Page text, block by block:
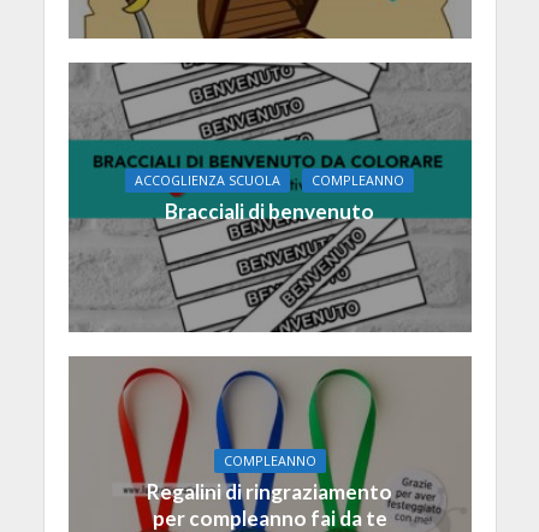
ACCOGLIENZA SCUOLA COMPLEANNO
Bracciali di benvenuto
COMPLEANNO
Regalini di ringraziamento
per compleanno fai da te